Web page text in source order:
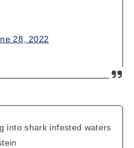
28, 2022
into shark infested waters